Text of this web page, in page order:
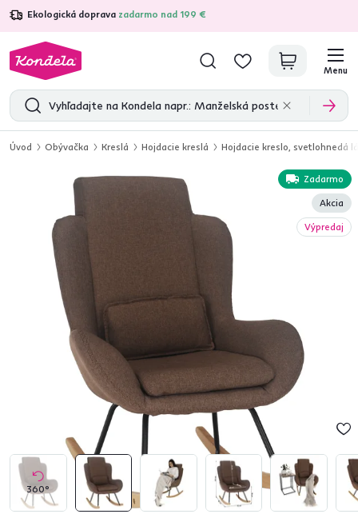
Ekologická doprava zadarmo nad 199 €
4,7 31 211overených produktových recenzií
Menu
Úvod Obývačka Kreslá Hojdacie kreslá Hojdacie kreslo, svetlohnedá
360°
Zadarmo
Akcia
Výpredaj